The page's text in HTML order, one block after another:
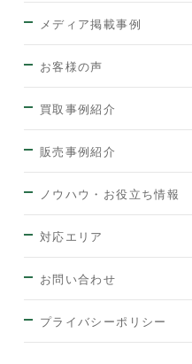
メディア掲載事例
お客様の声
買取事例紹介
販売事例紹介
ノウハウ・お役立ち情報
対応エリア
お問い合わせ
プライバシーポリシー